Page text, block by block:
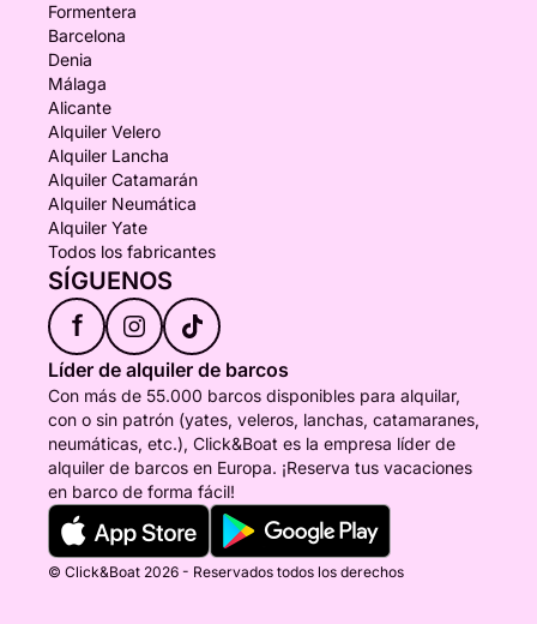
Formentera
Barcelona
Denia
Málaga
Alicante
Alquiler Velero
Alquiler Lancha
Alquiler Catamarán
Alquiler Neumática
Alquiler Yate
Todos los fabricantes
SÍGUENOS
f
Líder de alquiler de barcos
Con más de 55.000 barcos disponibles para alquilar,
con o sin patrón (yates, veleros, lanchas, catamaranes,
neumáticas, etc.), Click&Boat es la empresa líder de
alquiler de barcos en Europa. ¡Reserva tus vacaciones
en barco de forma fácil!
© Click&Boat 2026 - Reservados todos los derechos